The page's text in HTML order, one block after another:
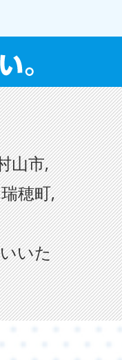
山市,
穂町,
いた